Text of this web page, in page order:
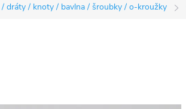
dráty / knoty / bavlna / šroubky / o-kroužky